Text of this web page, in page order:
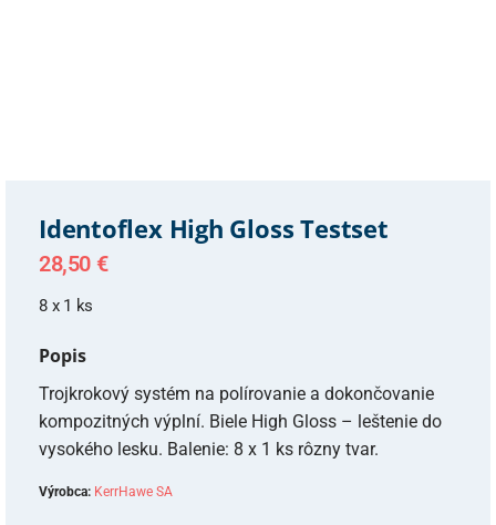
Identoflex High Gloss Testset
28,50 €
8 x 1 ks
Popis
Trojkrokový systém na polírovanie a dokončovanie
kompozitných výplní. Biele High Gloss – leštenie do
vysokého lesku. Balenie: 8 x 1 ks rôzny tvar.
Výrobca: KerrHawe SA